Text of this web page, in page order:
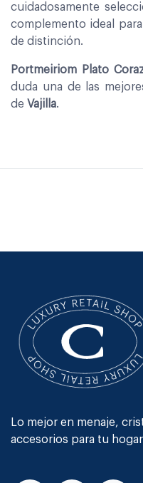
cuidadosamente
complemento ideal
de distinción.
Portmeiriom Plato
duda una de las
de Vajilla.
Lo mejor en menaje,
accesorios para tu